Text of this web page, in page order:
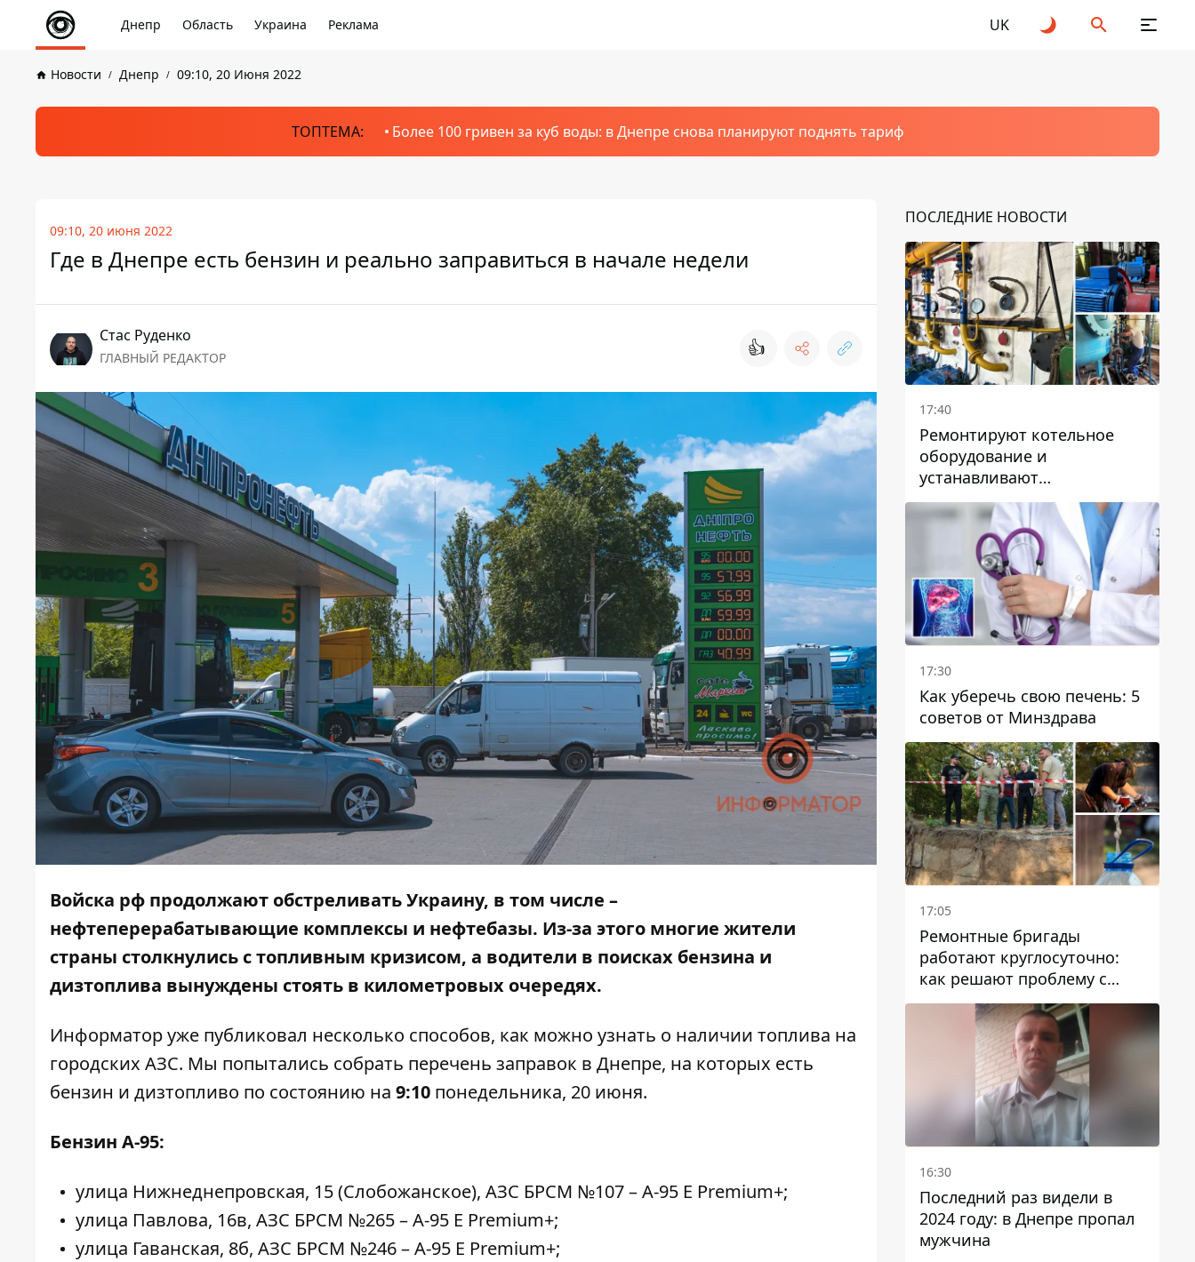
Днепр Область Украина Реклама UK
Новости Днепр 09:10, 20 Июня 2022
ТОПТЕМА: Более 100 гривен за куб воды: в Днепре снова планируют поднять тариф
09:10, 20 июня 2022
Где в Днепре есть бензин и реально заправиться в начале недели
Стаc Руденко
ГЛАВНЫЙ РЕДАКТОР 👍
Войска рф продолжают обстреливать Украину, в том числе –
нефтеперерабатывающие комплексы и нефтебазы. Из-за этого многие жители
страны столкнулись с топливным кризисом, а водители в поисках бензина и
дизтоплива вынуждены стоять в километровых очередях.
Информаторуже публиковал несколько способов, как можно узнать о наличии топлива на
городских АЗС. Мы попытались собрать перечень заправок в Днепре, на которых есть
бензин и дизтопливо по состоянию на 9:10 понедельника, 20 июня.
Бензин А-95:
улица Нижнеднепровская, 15 (Слобожанское), АЗС БРСМ №107 – A-95 E Premium+;
улица Павлова, 16в, АЗС БРСМ №265 – A-95 E Premium+;
улица Гаванская, 8б, АЗС БРСМ №246 – A-95 E Premium+;
ПОСЛЕДНИЕ НОВОСТИ
17:40
Ремонтируют котельное
оборудование и
устанавливают
генераторные установки:
как в Днепре готовятся к
отопительному сезону
17:30
Как уберечь свою печень: 5
советов от Минздрава
17:05
Ремонтные бригады
работают круглосуточно:
как решают проблему с
водой в Марганецкой
громаде
16:30
Последний раз видели в
2024 году: в Днепре пропал
мужчина